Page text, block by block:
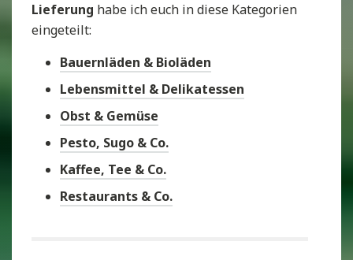
Lieferung habe ich euch in diese Kategorien
eingeteilt:
Bauernläden & Bioläden
Lebensmittel & Delikatessen
Obst & Gemüse
Pesto, Sugo & Co.
Kaffee, Tee & Co.
Restaurants & Co.